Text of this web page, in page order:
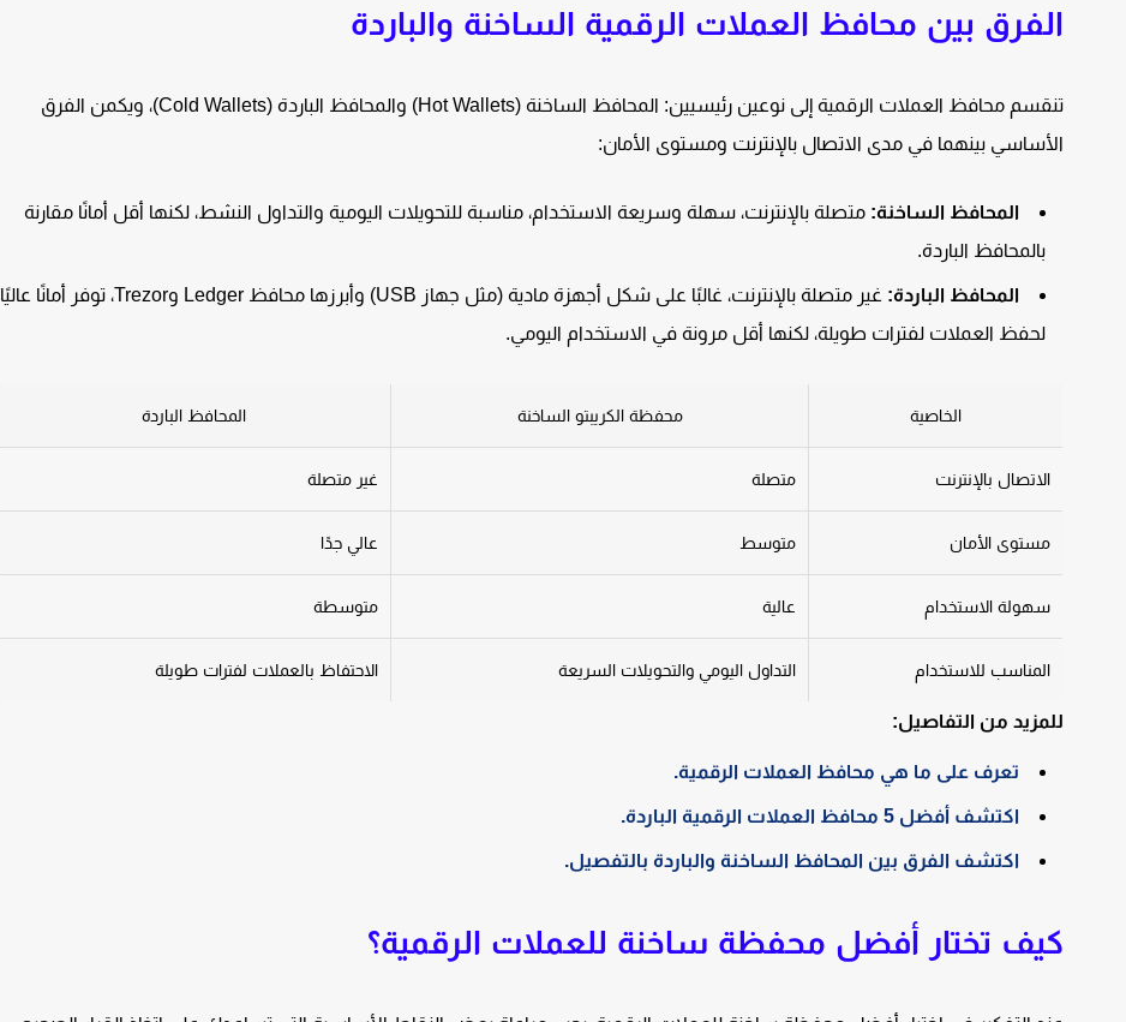
الفرق بين محافظ العملات الرقمية الساخنة والباردة
تنقسم محافظ العملات الرقمية إلى نوعين رئيسيين: المحافظ الساخنة (Hot Wallets) والمحافظ الباردة (Cold Wallets)، ويكمن الفرق
الأساسي بينهما في مدى الاتصال بالإنترنت ومستوى الأمان:
المحافظ الساخنة: متصلة بالإنترنت، سهلة وسريعة الاستخدام، مناسبة للتحويلات اليومية والتداول النشط، لكنها أقل أمانًا مقارنة
بالمحافظ الباردة.
المحافظ الباردة:
غير متصلة بالإنترنت، غالبًا على شكل أجهزة مادية (مثل جهاز USB) وأبرزها محافظ Ledger وTrezor، توفر أمانًا عاليًا
لحفظ العملات لفترات طويلة، لكنها أقل مرونة في الاستخدام اليومي.
الخاصية محفظة الكريبتو الساخنة المحافظ الباردة
الاتصال بالإنترنت متصلة غير متصلة
مستوى الأمان متوسط عالي جدًا
سهولة الاستخدام عالية متوسطة
المناسب للاستخدام التداول اليومي والتحويلات السريعة الاحتفاظ بالعملات لفترات طويلة
للمزيد من التفاصيل:
تعرف على ما هي محافظ العملات الرقمية.
اكتشف أفضل 5 محافظ العملات الرقمية الباردة.
اكتشف الفرق بين المحافظ الساخنة والباردة بالتفصيل.
كيف تختار أفضل محفظة ساخنة للعملات الرقمية؟